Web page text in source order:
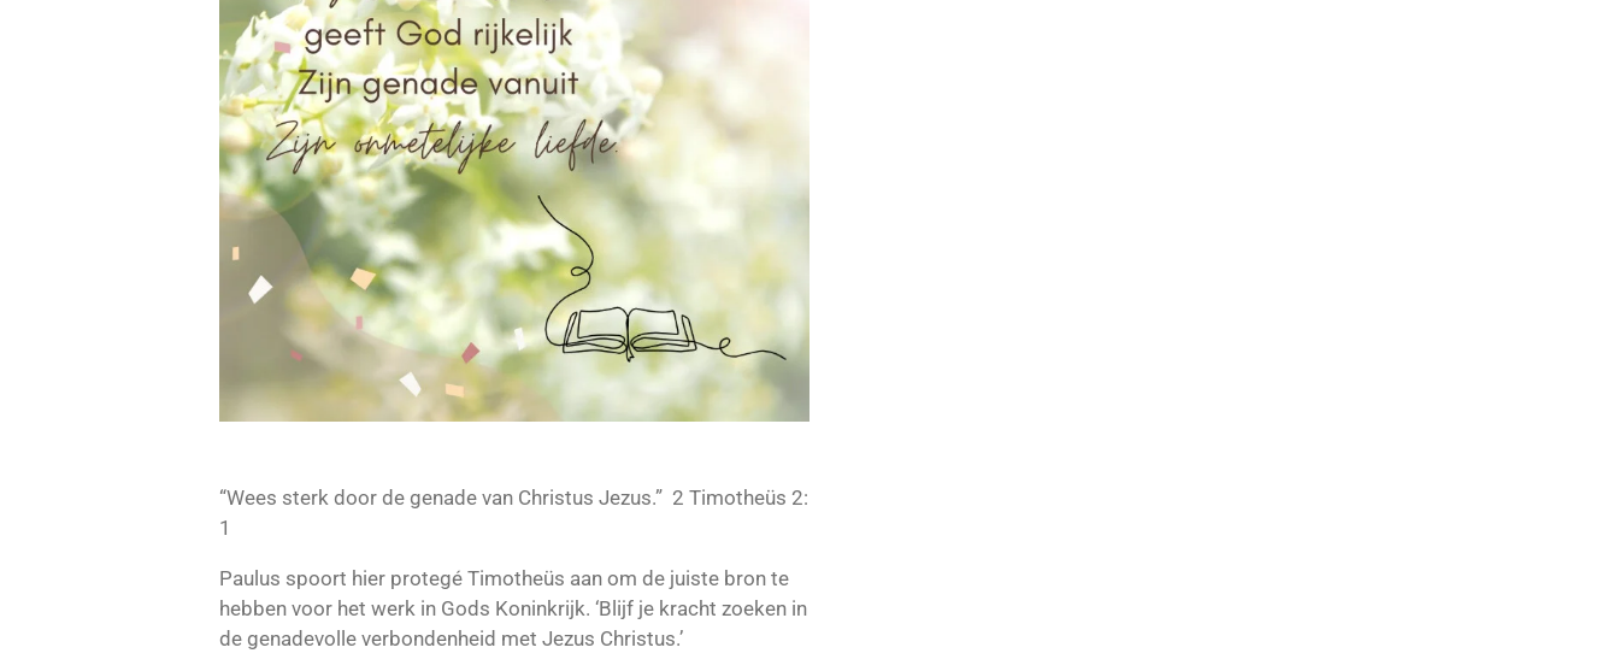
“Wees sterk door de genade van Christus Jezus.” 2 Timotheüs 2:
1
Paulus spoort hier protegé Timotheüs aan om de juiste bron te
hebben voor het werk in Gods Koninkrijk. ‘Blijf je kracht zoeken in
de genadevolle verbondenheid met Jezus Christus.’